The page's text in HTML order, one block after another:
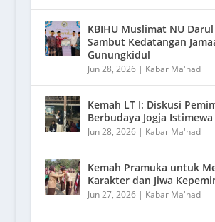
KBIHU Muslimat NU Darul
Sambut Kedatangan
Gunungkidul
Jun 28, 2026| Kabar Ma'had
Kemah LT I: Diskusi
Berbudaya Jogja Istimewa
Jun 28, 2026| Kabar Ma'had
Kemah Pramuka untuk
Karakter dan Jiwa
Jun 27, 2026| Kabar Ma'had